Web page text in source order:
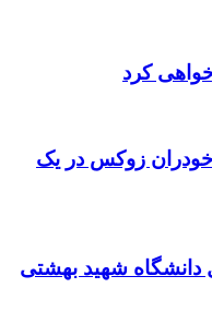
کرد
زوکس در یک
دانشگاه شهید بهشتی